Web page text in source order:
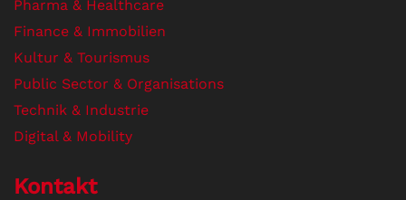
Pharma & Healthcare
Finance & Immobilien
Kultur & Tourismus
Public Sector & Organisations
Technik & Industrie
Digital & Mobility
Kontakt